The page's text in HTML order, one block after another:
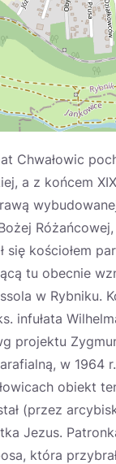
Chwałowic
a z końcem
się kościołem
tu obecnie
w Rybniku.
infułata
projektu
w 1964
obiekt
(przez
Jezus.
która